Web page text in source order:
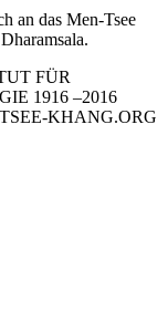
an das Men-Tsee
FÜR
1916 –2016
KHANG.ORG